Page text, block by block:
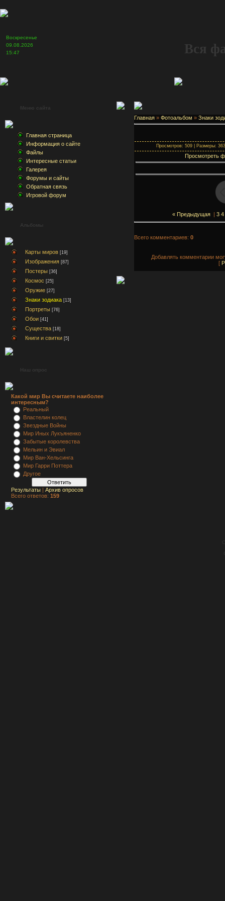
Воскресенье
09.08.2026
15:47
Вся
Меню сайта
Главная страница
Информация о сайте
Файлы
Интересные статьи
Галерея
Форумы и сайты
Обратная связь
Игровой форум
Альбомы
Карты миров [19]
Изображения [87]
Постеры [36]
Космос [25]
Оружие [27]
Знаки зодиака [13]
Портреты [76]
Обои [41]
Существа [18]
Книги и свитки [5]
Наш опрос
Какой мир Вы считаете наиболее
интересным?
Реальный
Властелин колец
Звездные Войны
Мир Иных Лукъяненко
Забытые королевства
Мельин и Эвиал
Мир Ван-Хельсинга
Мир Гарри Поттера
Другое
Результаты | Архив опросов
Всего ответов: 159
Главная » Фотоальбом » Знаки
Просмотров: 509 | Размеры:
Просмотреть
« Предыдущая| 3 4
Всего комментариев: 0
Добавлять комментарии
[